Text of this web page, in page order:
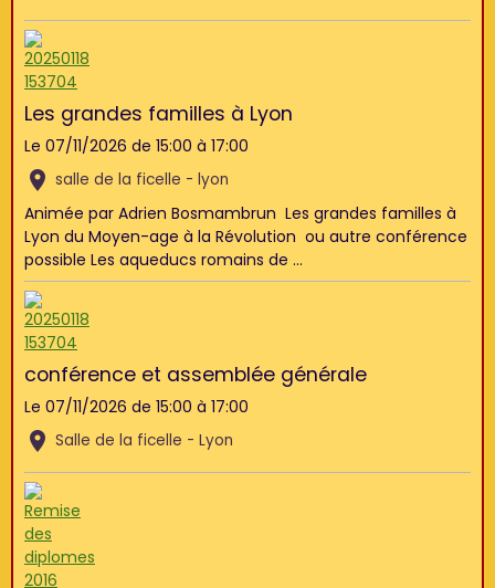
Les grandes familles à Lyon
Le 07/11/2026 de 15:00 à 17:00
salle de la ficelle - lyon
Animée par Adrien Bosmambrun Les grandes familles à
Lyon du Moyen-age à la Révolution ou autre conférence
possible Les aqueducs romains de ...
conférence et assemblée générale
Le 07/11/2026 de 15:00 à 17:00
Salle de la ficelle - Lyon